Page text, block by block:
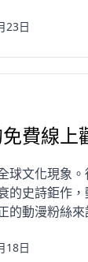
23日
費線上
球文化現象
的史詩鉅作
的動漫粉絲
18日